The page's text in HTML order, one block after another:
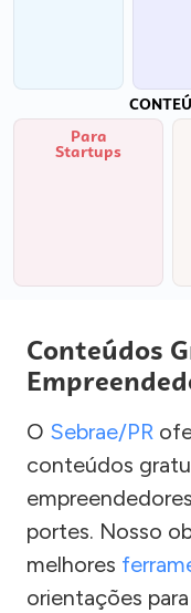
Para
Startups
Conteúdos
O Sebrae/PR
conteúdos
portes. Nosso
melhores
orientações